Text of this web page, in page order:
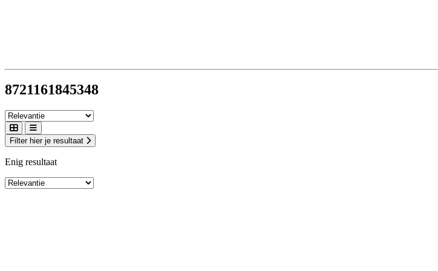
8721161845348
Filter hier je resultaat
Enig resultaat